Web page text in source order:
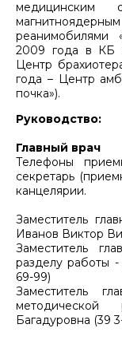
медицинским
реанимобилями
2009 года в
Центр
года – Центр
почка»).
Руководство:
Главный врач
Телефоны
секретарь
канцелярии.
Заместитель
Иванов Виктор
Заместитель
разделу работы
69-99)
Заместитель
Багадуровна (39